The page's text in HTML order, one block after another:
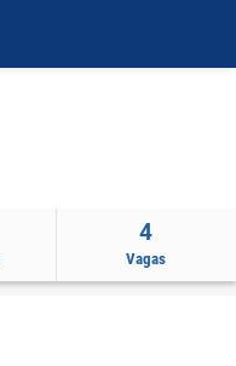
4
Vagas